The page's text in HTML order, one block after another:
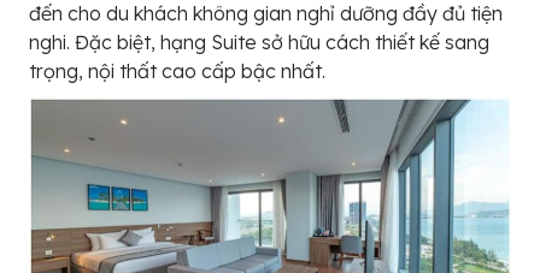
đến cho du khách không gian nghỉ dưỡng đầy đủ tiện
nghi. Đặc biệt, hạng Suite sở hữu cách thiết kế sang
trọng, nội thất cao cấp bậc nhất.